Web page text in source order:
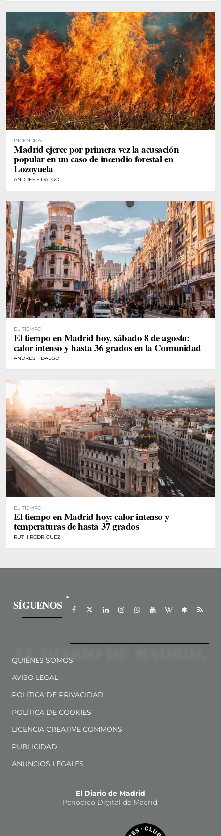
INCENDIOS
Madrid ejerce por primera vez la acusación
popular en un caso de incendio forestal en
Lozoyuela
ANDRÉS FIDALGO
EL TIEMPO
El tiempo en Madrid hoy, sábado 8 de agosto:
calor intenso y hasta 36 grados en la Comunidad
ANDRÉS FIDALGO
EL TIEMPO
El tiempo en Madrid hoy: calor intenso y
temperaturas de hasta 37 grados
RUTH RODRÍGUEZ
SÍGUENOS
QUIÉNES SOMOS
AVISO LEGAL
POLÍTICA DE PRIVACIDAD
POLÍTICA DE COOKIES
LICENCIA CREATIVE COMMONS
PUBLICIDAD
ANUNCIOS LEGALES
El Diario de Madrid
Periódico Digital de Madrid.